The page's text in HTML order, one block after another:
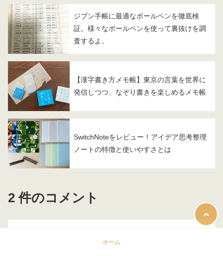
ジブン手帳に最適なボールペンを徹底検
証。様々なボールペンを使って裏抜けを調
査するよ。
【漢字書き方メモ帳】東京の言葉を世界に
発信しつつ、なぞり書きを楽しめるメモ帳
SwitchNoteをレビュー！アイデア思考整理
ノートの特徴と使いやすさとは
2 件のコメント
ホーム